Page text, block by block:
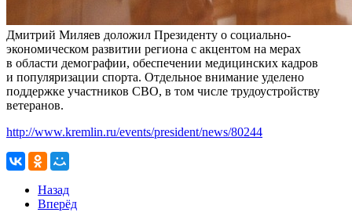
Дмитрий Миляев доложил Президенту о социально-
экономическом развитии региона с акцентом на мерах
в области демографии, обеспечении медицинских кадров
и популяризации спорта. Отдельное внимание уделено
поддержке участников СВО, в том числе трудоустройству
ветеранов.
http://www.kremlin.ru/events/president/news/80244
Назад
Вперёд